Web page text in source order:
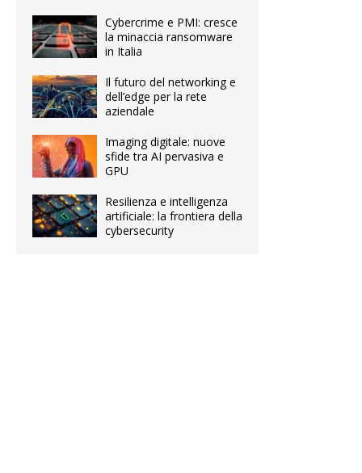
Cybercrime e PMI: cresce
la minaccia ransomware
in Italia
Il futuro del networking e
dell’edge per la rete
aziendale
Imaging digitale: nuove
sfide tra AI pervasiva e
GPU
Resilienza e intelligenza
artificiale: la frontiera della
cybersecurity